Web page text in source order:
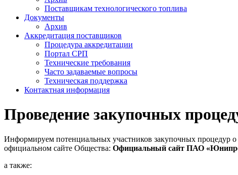
Поставщикам технологического топлива
Документы
Архив
Аккредитация поставщиков
Процедура аккредитации
Портал СРП
Технические требования
Часто задаваемые вопросы
Техническая поддержка
Контактная информация
Проведение закупочных
Информируем потенциальных участников закупочных
официальном сайте Общества: Официальный сайт ПАО
а также: